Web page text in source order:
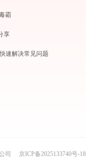
霸
享
速解决常见问题
司 京ICP备2025133740号-18